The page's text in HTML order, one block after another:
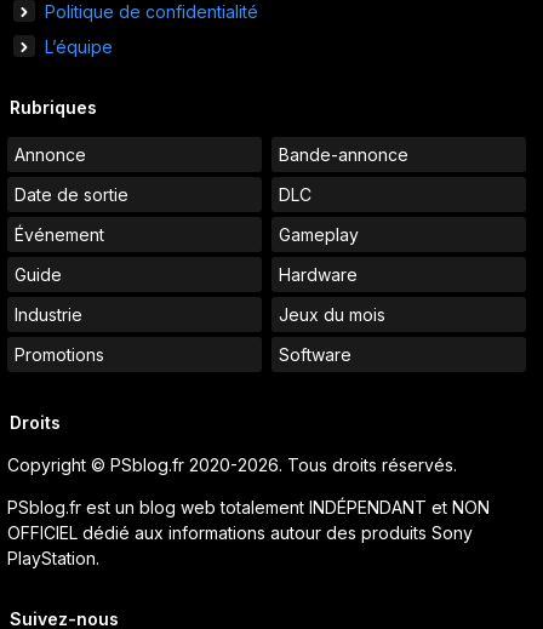
Politique de confidentialité
L’équipe
Rubriques
Annonce
Bande-annonce
Date de sortie
DLC
Événement
Gameplay
Guide
Hardware
Industrie
Jeux du mois
Promotions
Software
Droits
Copyright © PSblog.fr 2020-2026. Tous droits réservés.
PSblog.fr est un blog web totalement INDÉPENDANT et NON
OFFICIEL dédié aux informations autour des produits Sony
PlayStation.
Suivez-nous